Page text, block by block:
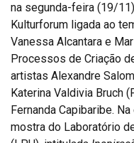
na segunda-feira (19/
Kulturforum ligada ao
Vanessa Alcantara e
Processos de Criação
artistas Alexandre
Katerina Valdivia Bruch
Fernanda Capibaribe.
mostra do Laboratório